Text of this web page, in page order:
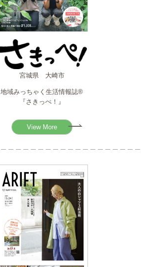
宮城県 大崎市
地域みっちゃく生活情報誌®
『さきっぺ！』
View More